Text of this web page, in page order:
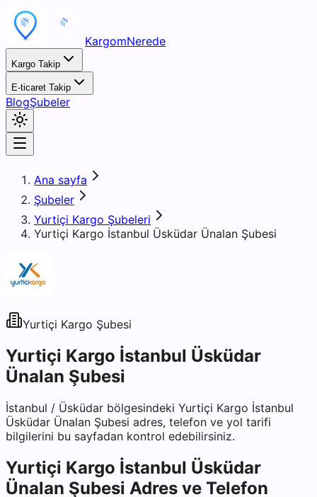
KargomNerede
Kargo Takip
E-ticaret Takip
BlogŞubeler
Ana sayfa
Şubeler
Yurtiçi Kargo Şubeleri
Yurtiçi Kargo İstanbul Üsküdar Ünalan Şubesi
Yurtiçi Kargo Şubesi
Yurtiçi Kargo İstanbul Üsküdar
Ünalan Şubesi
İstanbul / Üsküdar bölgesindeki Yurtiçi Kargo İstanbul
Üsküdar Ünalan Şubesi adres, telefon ve yol tarifi
bilgilerini bu sayfadan kontrol edebilirsiniz.
Yurtiçi Kargo İstanbul Üsküdar
Ünalan Şubesi Adres ve Telefon